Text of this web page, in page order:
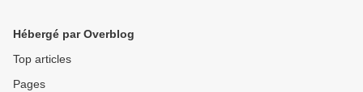
Hébergé par Overblog
Top articles
Pages